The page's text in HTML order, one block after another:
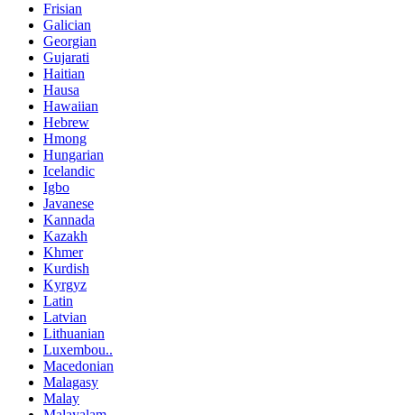
Frisian
Galician
Georgian
Gujarati
Haitian
Hausa
Hawaiian
Hebrew
Hmong
Hungarian
Icelandic
Igbo
Javanese
Kannada
Kazakh
Khmer
Kurdish
Kyrgyz
Latin
Latvian
Lithuanian
Luxembou..
Macedonian
Malagasy
Malay